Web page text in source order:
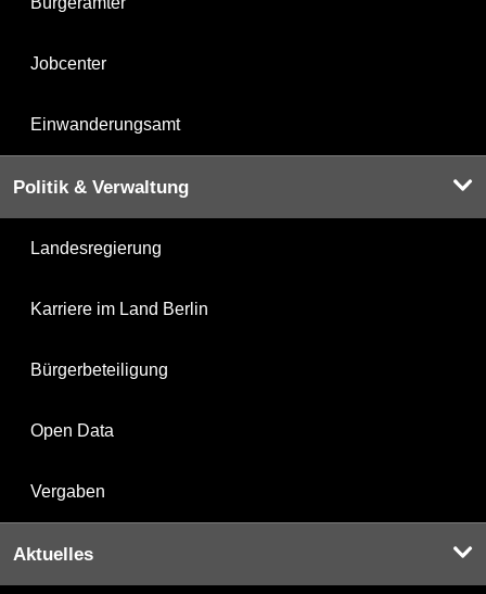
Jobcenter
Einwanderungsamt
Politik & Verwaltung
Landesregierung
Karriere im Land Berlin
Bürgerbeteiligung
Open Data
Vergaben
Aktuelles